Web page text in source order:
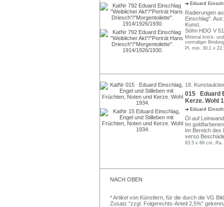
Eduard
Radierungen
Einschlag".
Kunst.
Söhn HDO V
Minimal knick-
vormaliger
Pl. min. 30,1 x
18.
015 Eduard
Kerze. Wohl
Eduard
Öl auf
Im
Im Bereich des
verso
83,5 x 68 cm,
NACH OBEN
* Artikel von Künstlern, für die durch die VG
Zusatz "zzgl. Folgerechts-Anteil 2,5%"